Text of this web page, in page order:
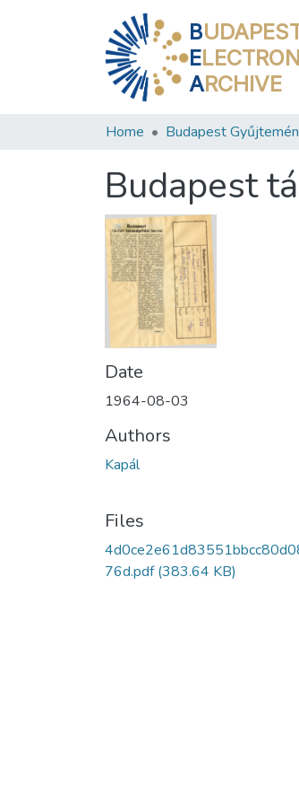
B
E
ARCHIVE
Home Budapest
Budapest
Date
1964-08-03
Authors
Kapál
Files
76d.pdf(383.64 KB)